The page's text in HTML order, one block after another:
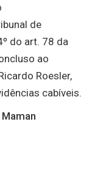
de
do art. 78 da
ao
Roesler,
cabíveis.